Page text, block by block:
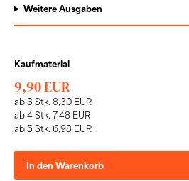
Weitere Ausgaben
Kaufmaterial
9,90 EUR
ab 3 Stk. 8,30 EUR
ab 4 Stk. 7,48 EUR
ab 5 Stk. 6,98 EUR
In den Warenkorb